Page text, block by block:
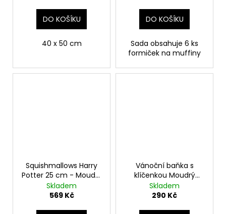
DO KOŠÍKU
40 x 50 cm
DO KOŠÍKU
Sada obsahuje 6 ks
formiček na muffiny
Squishmallows Harry
Potter 25 cm - Moudrý
klobouk
Skladem
569 Kč
Vánoční baňka s
klíčenkou Moudrý
klobouk, Harry Potter
Skladem
290 Kč